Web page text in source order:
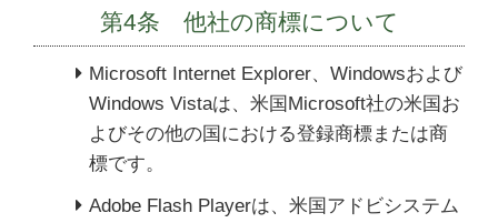
よくあるご質問をご案内します
第4条 他社の商標について
Microsoft Internet Explorer、Windowsおよび
Windows Vistaは、米国Microsoft社の米国お
よびその他の国における登録商標または商
標です。
Adobe Flash Playerは、米国アドビシステム